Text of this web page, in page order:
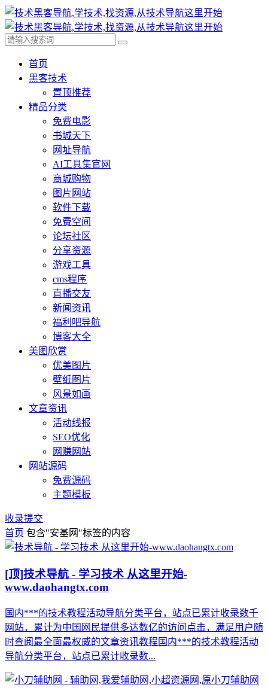
首页
黑客技术
置顶推荐
精品分类
免费电影
书城天下
网址导航
AI工具集官网
商城购物
图片网站
软件下载
免费空间
论坛社区
分享资源
游戏工具
cms程序
直播交友
新闻资讯
福利吧导航
博客大全
美图欣赏
优美图片
壁纸图片
风景如画
文章资讯
活动线报
SEO优化
网赚网站
网站源码
免费源码
主题模板
收录提交
首页 包含"安基网"标签的内容
[顶]技术导航 - 学习技术 从这里开始-
www.daohangtx.com
国内***的技术教程活动导航分类平台，站点已累计收录数千
网站，累计为中国网民提供多达数亿的访问点击，满足用户随
时查阅最全面最权威的文章资讯教程国内***的技术教程活动
导航分类平台，站点已累计收录数...